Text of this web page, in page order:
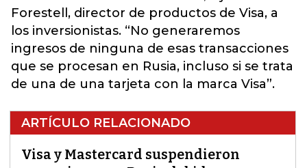
Forestell, director de productos de Visa, a
los inversionistas. “No generaremos
ingresos de ninguna de esas transacciones
que se procesan en Rusia, incluso si se trata
de una de una tarjeta con la marca Visa”.
ARTÍCULO RELACIONADO
Visa y Mastercard suspendieron